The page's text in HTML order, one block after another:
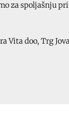
za spoljašnju
Vita doo, Trg